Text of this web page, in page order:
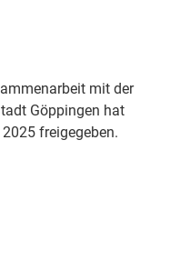
mit der
Göppingen hat
freigegeben.